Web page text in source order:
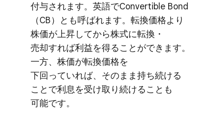
付与されます。​英語で​Convertible Bond​
（CB）とも​呼ばれます。​転換価格より​
株価が​上昇してから​株式に​転換・
売却すれば​利益を​得る​ことができます。​
一方、​株価が​転換価格を​
下回っていれば、​そのまま​持ち続ける​
ことで​利息を​受け取り続ける​ことも​
可能です。